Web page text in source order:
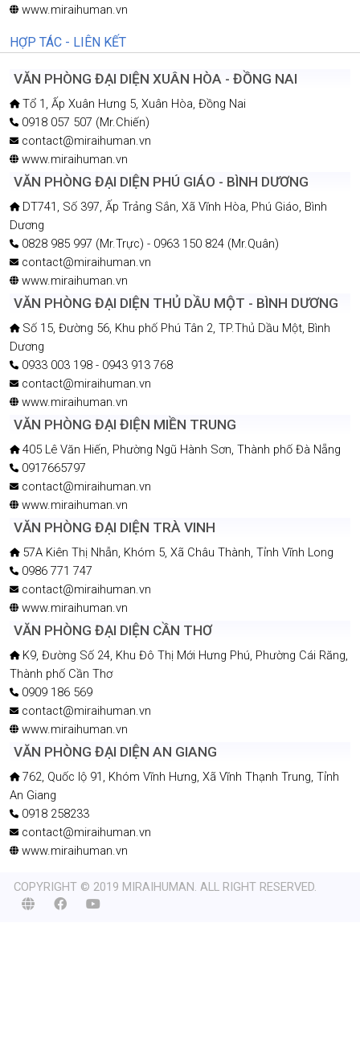
www.miraihuman.vn
HỢP TÁC - LIÊN KẾT
VĂN PHÒNG ĐẠI DIỆN XUÂN HÒA - ĐỒNG NAI
Tổ 1, Ấp Xuân Hưng 5, Xuân Hòa, Đồng Nai
0918 057 507 (Mr.Chiến)
contact@miraihuman.vn
www.miraihuman.vn
VĂN PHÒNG ĐẠI DIỆN PHÚ GIÁO - BÌNH DƯƠNG
DT741, Số 397, Ấp Trảng Sắn, Xã Vĩnh Hòa, Phú Giáo, Bình
Dương
0828 985 997 (Mr.Trực) - 0963 150 824 (Mr.Quân)
contact@miraihuman.vn
www.miraihuman.vn
VĂN PHÒNG ĐẠI DIỆN THỦ DẦU MỘT - BÌNH DƯƠNG
Số 15, Đường 56, Khu phố Phú Tân 2, TP.Thủ Dầu Một, Bình
Dương
0933 003 198 - 0943 913 768
contact@miraihuman.vn
www.miraihuman.vn
VĂN PHÒNG ĐẠI ĐIỆN MIỀN TRUNG
405 Lê Văn Hiến, Phường Ngũ Hành Sơn, Thành phố Đà Nẵng
0917665797
contact@miraihuman.vn
www.miraihuman.vn
VĂN PHÒNG ĐẠI DIỆN TRÀ VINH
57A Kiên Thị Nhẫn, Khóm 5, Xã Châu Thành, Tỉnh Vĩnh Long
0986 771 747
contact@miraihuman.vn
www.miraihuman.vn
VĂN PHÒNG ĐẠI DIỆN CẦN THƠ
K9, Đường Số 24, Khu Đô Thị Mới Hưng Phú, Phường Cái Răng,
Thành phố Cần Thơ
0909 186 569
contact@miraihuman.vn
www.miraihuman.vn
VĂN PHÒNG ĐẠI DIỆN AN GIANG
762, Quốc lộ 91, Khóm Vĩnh Hưng, Xã Vĩnh Thạnh Trung, Tỉnh
An Giang
0918 258233
contact@miraihuman.vn
www.miraihuman.vn
COPYRIGHT © 2019 MIRAIHUMAN. ALL RIGHT RESERVED.